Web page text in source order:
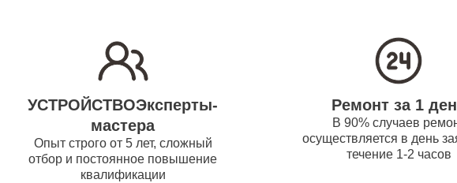
Ремонт прокладки
водонагревателей
Ремонт труб
УСТРОЙСТВОЭксперты-
мастера
Опыт строго от 5 лет, сложный
отбор и постоянное повышение
квалификации
Ремонт за 1
В 90% случаев
осуществляется в день
течение 1-2 часов